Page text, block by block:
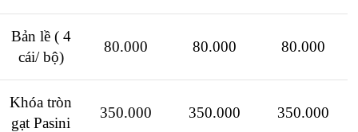
Bản lề ( 4
cái/ bộ)
80.000 80.000 80.000
Khóa tròn
gạt Pasini
350.000 350.000 350.000